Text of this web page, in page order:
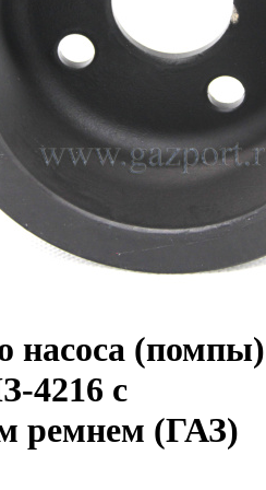
насоса (помпы)
4216 с
ремнем (ГАЗ)